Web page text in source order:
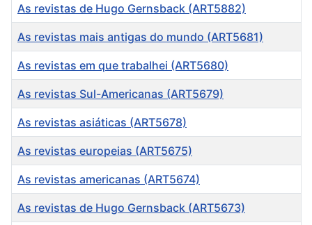
As revistas de Hugo Gernsback (ART5882)
As revistas mais antigas do mundo (ART5681)
As revistas em que trabalhei (ART5680)
As revistas Sul-Americanas (ART5679)
As revistas asiáticas (ART5678)
As revistas europeias (ART5675)
As revistas americanas (ART5674)
As revistas de Hugo Gernsback (ART5673)